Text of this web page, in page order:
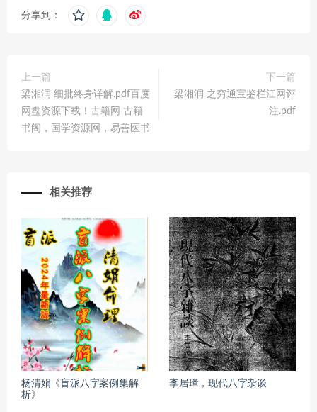
分享到：
上一篇
梁湘润 细批终身详解.pdf百度
网盘资源下载！古籍网 古籍
书阁，国学资源网，易善医书
下一篇
梁湘润 之穷通宝鉴栏江网评
注.pdf
相关推荐
杨清娟《盲派八字案例集解
析》
李居璋，现代八字杂谈